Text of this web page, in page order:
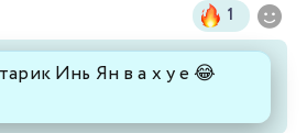
1
Инь Ян в а х у е 😂